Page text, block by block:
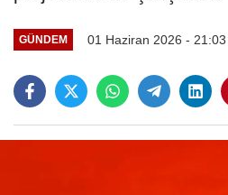
GÜNDEM 01 Haziran 2026 - 21:03